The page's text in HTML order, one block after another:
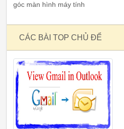
góc màn hình máy tính
CÁC BÀI TOP CHỦ ĐỂ